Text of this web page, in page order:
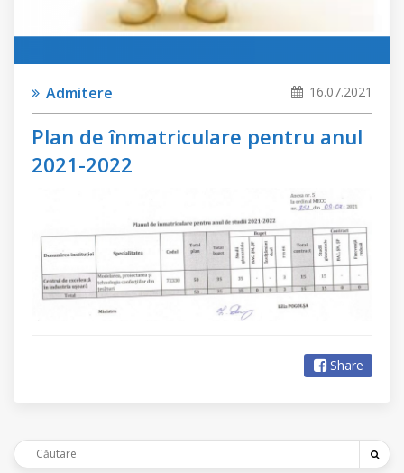
Admitere 16.07.2021
Plan de înmatriculare pentru anul
2021-2022
Share